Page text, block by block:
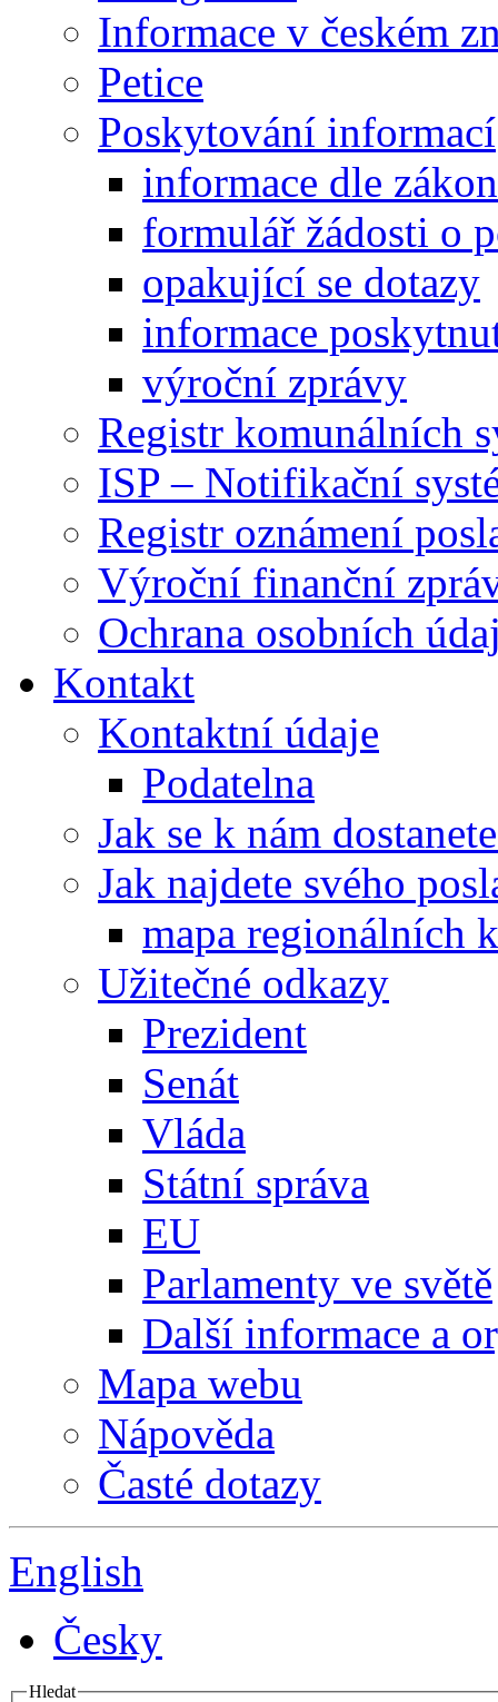
Informace v českém
Petice
Poskytování informací
informace dle
formulář žádosti o
opakující se dotazy
informace
výroční zprávy
Registr komunálních
ISP – Notifikační
Registr oznámení
Výroční finanční
Ochrana osobních
Kontakt
Kontaktní údaje
Podatelna
Jak se k nám
Jak najdete svého
mapa regionálních
Užitečné odkazy
Prezident
Senát
Vláda
Státní správa
EU
Parlamenty ve světě
Další informace a
Mapa webu
Nápověda
Časté dotazy
English
Česky
Hledat